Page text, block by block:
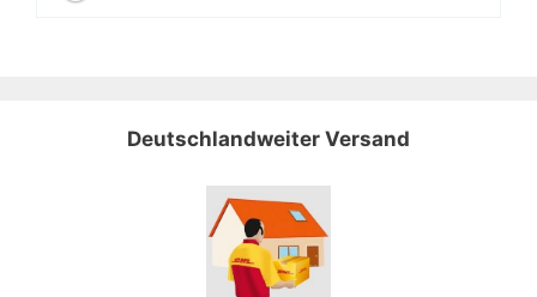
Deutschlandweiter Versand